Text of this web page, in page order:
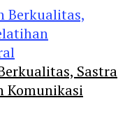
Sastra
Komunikasi